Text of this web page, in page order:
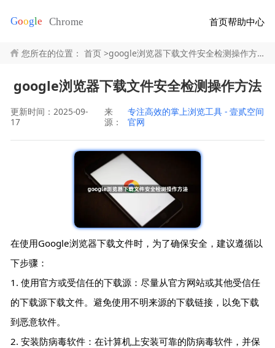
首页帮助中心
您所在的位置： 首页 >google浏览器下载文件安全检测操作方法
google浏览器下载文件安全检测操作方法
更新时间：2025-09-
17
来
源：
专注高效的掌上浏览工具 - 壹贰空间
官网
在使用Google浏览器下载文件时，为了确保安全，建议遵循以
下步骤：
1. 使用官方或受信任的下载源：尽量从官方网站或其他受信任
的下载源下载文件。避免使用不明来源的下载链接，以免下载
到恶意软件。
2. 安装防病毒软件：在计算机上安装可靠的防病毒软件，并保